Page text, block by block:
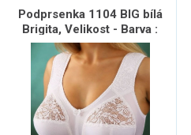
Podprsenka 1104 BIG bílá
Brigita, Velikost - Barva :
75B - Bílá